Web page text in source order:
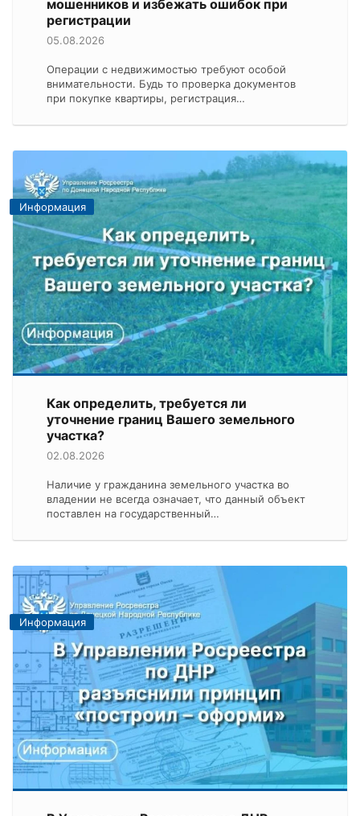
мошенников и избежать ошибок при
регистрации
05.08.2026
Операции с недвижимостью требуют особой
внимательности. Будь то проверка документов
при покупке квартиры, регистрация…
Информация
Как определить, требуется ли
уточнение границ Вашего земельного
участка?
02.08.2026
Наличие у гражданина земельного участка во
владении не всегда означает, что данный объект
поставлен на государственный…
Информация